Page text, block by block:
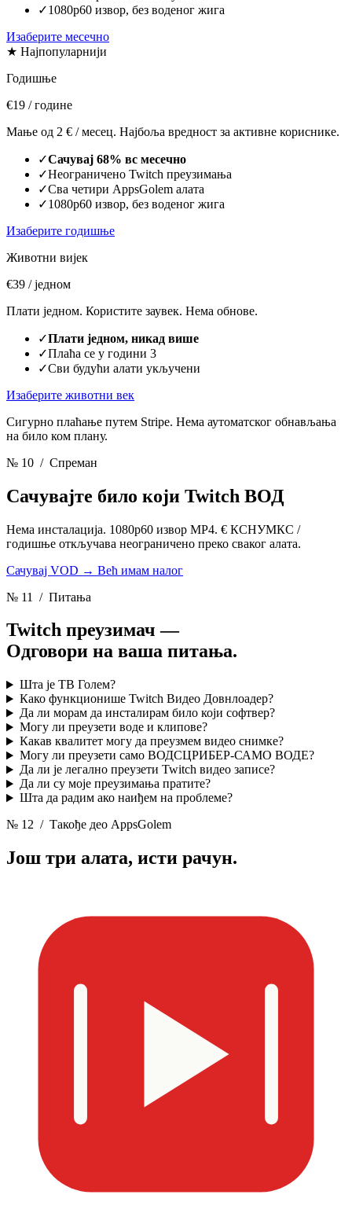
✓1080p60 извор, без воденог жига
Изаберите месечно
★ Најпопуларнији
Годишње
€19 / године
Мање од 2 € / месец. Најбоља вредност за активне кориснике.
✓Сачувај 68% вс месечно
✓Неограничено Twitch преузимања
✓Сва четири AppsGolem алата
✓1080p60 извор, без воденог жига
Изаберите годишње
Животни вијек
€39 / једном
Плати једном. Користите заувек. Нема обнове.
✓Плати једном, никад више
✓Плаћа се у години 3
✓Сви будући алати укључени
Изаберите животни век
Сигурно плаћање путем Stripe. Нема аутоматског обнављања
на било ком плану.
№ 10 / Спреман
Сачувајте било који Twitch ВОД
Нема инсталација. 1080p60 извор MP4. € КСНУМКС /
годишње откључава неограничено преко сваког алата.
Сачувај VOD → Већ имам налог
№ 11
/ Питања
Twitch преузимач —
Одговори на ваша питања.
Шта је ТВ Голем?
Како функционише Twitch Видео Довнлоадер?
Да ли морам да инсталирам било који софтвер?
Могу ли преузети воде и клипове?
Какав квалитет могу да преузмем видео снимке?
Могу ли преузети само ВОДСЦРИБЕР-САМО ВОДЕ?
Да ли је легално преузети Twitch видео записе?
Да ли су моје преузимања пратите?
Шта да радим ако наиђем на проблеме?
№ 12 / Такође део AppsGolem
Још три алата, исти рачун.